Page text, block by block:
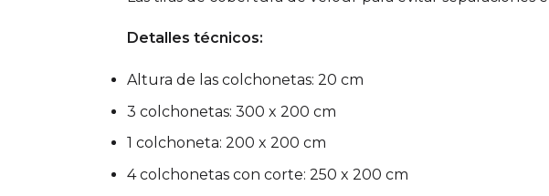
Detalles técnicos:
Altura de las colchonetas: 20 cm
3 colchonetas: 300 x 200 cm
1 colchoneta: 200 x 200 cm
4 colchonetas con corte: 250 x 200 cm